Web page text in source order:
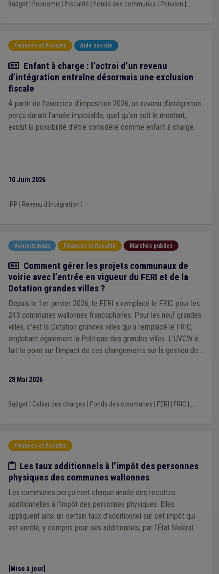
Budget| Économie Fiscalité Fonds des communes Pension ...
Finances et fiscalité Aide sociale
Actualité
Enfant à charge : l’octroi d’un revenu
d’intégration entraîne désormais une exclusion
fiscale
À partir de l’exercice d’imposition 2026, un revenu d’intégration
perçu durant l’année imposable, quel qu’en soit le montant,
exclut la possibilité d’être considéré comme enfant à charge.
10 Juin 2026
IPP Revenu d'intégration
Voirie/travaux Finances et fiscalité Marchés publics
Article
Comment gérer les projets communaux de
voirie avec l’entrée en vigueur du FERI et de la
Dotation grandes villes ?
Depuis le 1er janvier 2026, le FERI a remplacé le FRIC pour les
243 communes wallonnes francophones. Pour les neuf grandes
villes, c’est la Dotation grandes villes qui a remplacé le FRIC,
englobant également la Politique des grandes villes. L'UVCW a
fait le point sur l'impact de ces changements sur la gestion des
28 Mai 2026
Budget| Cahier des charges Fonds des communes FERI FRIC ...
Finances et fiscalité
Etude/chiffres
Les taux additionnels à l’impôt des personnes
physiques des communes wallonnes
Les communes perçoivent chaque année des recettes
additionnelles à l’impôt des personnes physiques. Elles
appliquent ainsi un certain taux d’additionnel sur cet impôt qui
est enrôlé, y compris pour ses additionnels, par l’État fédéral.
[Mise à jour]